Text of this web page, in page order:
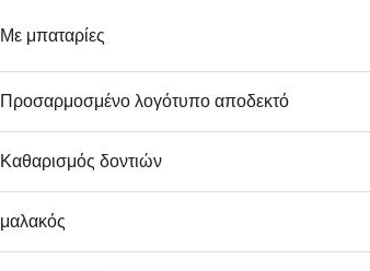
Με μπαταρίες
Προσαρμοσμένο λογότυπο αποδεκτό
Καθαρισμός δοντιών
μαλακός